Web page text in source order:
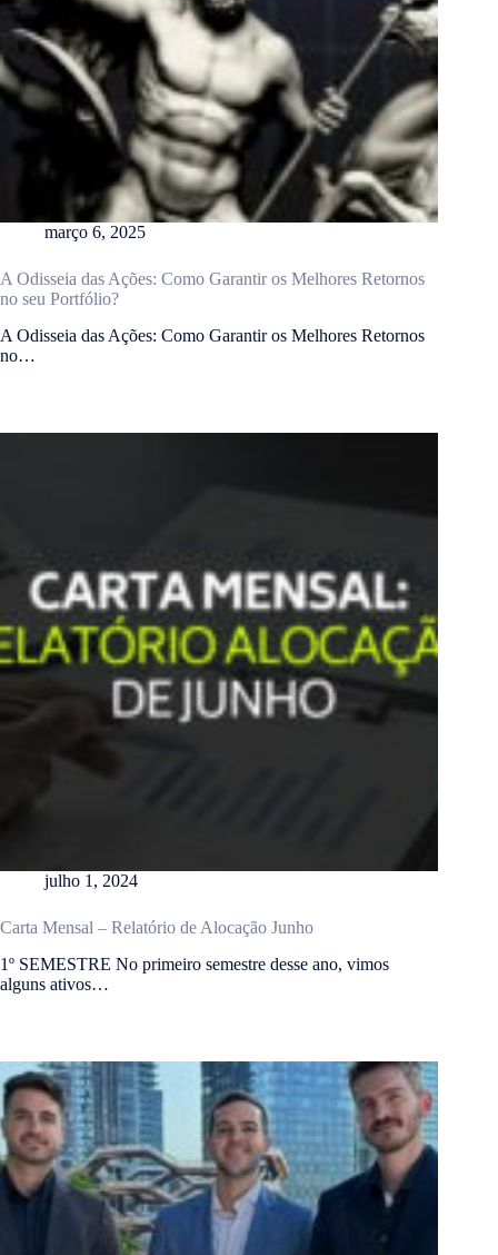
março 6, 2025
A Odisseia das Ações: Como Garantir os Melhores Retornos
no seu Portfólio?
A Odisseia das Ações: Como Garantir os Melhores Retornos
no…
julho 1, 2024
Carta Mensal – Relatório de Alocação Junho
1º SEMESTRE No primeiro semestre desse ano, vimos
alguns ativos…